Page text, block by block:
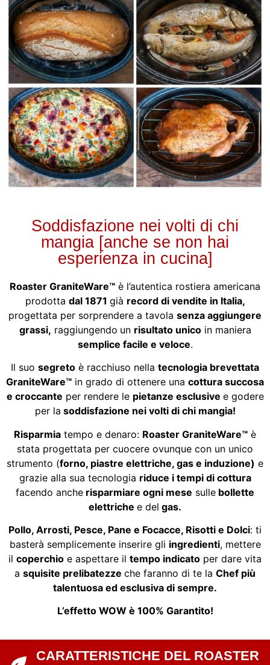
Soddisfazione nei volti di chi
mangia [anche se non hai
esperienza in cucina]
Roaster GraniteWare™ è l’autentica rostiera americana
prodotta dal 1871 già record di vendite in Italia,
progettata per sorprendere a tavola senza aggiungere
grassi, raggiungendo un risultatounicoin maniera
semplice facile e veloce.
Il suo segreto è racchiuso nella tecnologia brevettata
GraniteWare™ in grado di ottenere una cottura succosa
e croccante per rendere le pietanze esclusive e godere
per la soddisfazione nei volti di chi mangia!
Risparmia tempo e denaro: Roaster GraniteWare™ è
stata progettata per cuocere ovunque con un unico
strumento (forno, piastre elettriche, gas e induzione) e
grazie alla sua tecnologia riduce i tempi di cottura
facendo anche risparmiare ogni mese sulle bollette
elettriche e del gas.
Pollo, Arrosti, Pesce, Pane e Focacce, Risotti e Dolci: ti
basterà semplicemente inserire gli ingredienti, mettere
il coperchio e aspettare il tempo indicato per dare vita
a squisite prelibatezze che faranno di te la Chef più
talentuosa ed esclusiva di sempre.
L’effetto WOW è 100% Garantito!
CARATTERISTICHE DEL ROASTER